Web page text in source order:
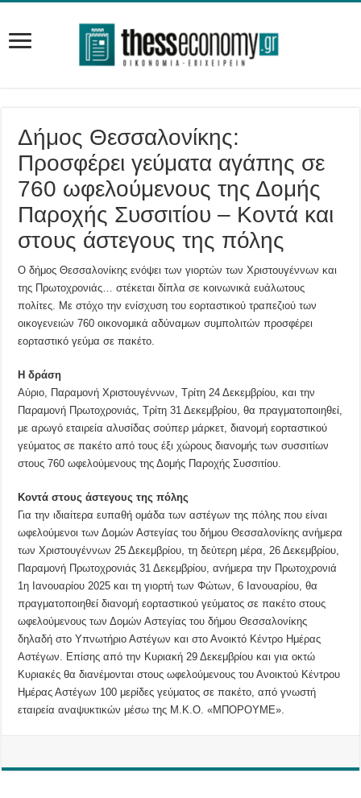
Δήμος Θεσσαλονίκης:
Προσφέρει γεύματα αγάπης σε
760 ωφελούμενους της Δομής
Παροχής Συσσιτίου – Κοντά και
στους άστεγους της πόλης
Ο δήμος Θεσσαλονίκης ενόψει των γιορτών των Χριστουγέννων και
της Πρωτοχρονιάς… στέκεται δίπλα σε κοινωνικά ευάλωτους
πολίτες. Με στόχο την ενίσχυση του εορταστικού τραπεζιού των
οικογενειών 760 οικονομικά αδύναμων συμπολιτών προσφέρει
εορταστικό γεύμα σε πακέτο.
Η δράση
Αύριο, Παραμονή Χριστουγέννων, Τρίτη 24 Δεκεμβρίου, και την
Παραμονή Πρωτοχρονιάς, Τρίτη 31 Δεκεμβρίου, θα πραγματοποιηθεί,
με αρωγό εταιρεία αλυσίδας σούπερ μάρκετ, διανομή εορταστικού
γεύματος σε πακέτο από τους έξι χώρους διανομής των συσσιτίων
στους 760 ωφελούμενους της Δομής Παροχής Συσσιτίου.
Κοντά στους άστεγους της πόλης
Για την ιδιαίτερα ευπαθή ομάδα των αστέγων της πόλης που είναι
ωφελούμενοι των Δομών Αστεγίας του δήμου Θεσσαλονίκης ανήμερα
των Χριστουγέννων 25 Δεκεμβρίου, τη δεύτερη μέρα, 26 Δεκεμβρίου,
Παραμονή Πρωτοχρονιάς 31 Δεκεμβρίου, ανήμερα την Πρωτοχρονιά
1η Ιανουαρίου 2025 και τη γιορτή των Φώτων, 6 Ιανουαρίου, θα
πραγματοποιηθεί διανομή εορταστικού γεύματος σε πακέτο στους
ωφελούμενους των Δομών Αστεγίας του δήμου Θεσσαλονίκης
δηλαδή στο Υπνωτήριο Αστέγων και στο Ανοικτό Κέντρο Ημέρας
Αστέγων. Επίσης από την Κυριακή 29 Δεκεμβρίου και για οκτώ
Κυριακές θα διανέμονται στους ωφελούμενους του Ανοικτού Κέντρου
Ημέρας Αστέγων 100 μερίδες γεύματος σε πακέτο, από γνωστή
εταιρεία αναψυκτικών μέσω της Μ.Κ.Ο. «ΜΠΟΡΟΥΜΕ».